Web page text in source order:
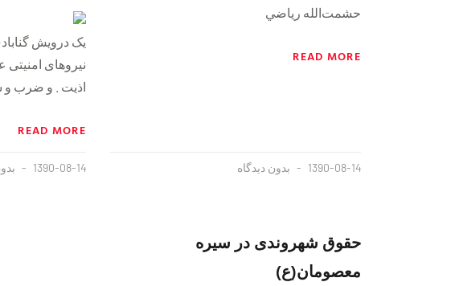
حشمت‌الله رياضي
READ MORE
1390-08-14 بدون دیدگاه
یک درویش
نیروهای امنیتی
اذیت ‪و ضرب و شتم قرار گرفت .
READ MORE
1390-08-14
حقوق شهروندی در سیره
معصومان(ع)